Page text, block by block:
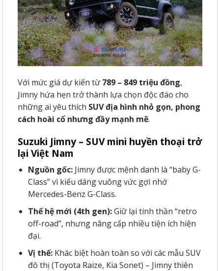
Với mức giá dự kiến từ 789 – 849 triệu đồng,
Jimny hứa hẹn trở thành lựa chọn độc đáo cho
những ai yêu thích SUV địa hình nhỏ gọn, phong
cách hoài cổ nhưng đầy mạnh mẽ.
Suzuki Jimny – SUV mini huyền thoại trở
lại Việt Nam
Nguồn gốc:Jimny được mệnh danh là “baby G-
Class” vì kiểu dáng vuông vức gợi nhớ
Mercedes-Benz G-Class.
Thế hệ mới (4th gen):Giữ lại tinh thần “retro
off-road”, nhưng nâng cấp nhiều tiện ích hiện
đại.
Vị thế:Khác biệt hoàn toàn so với các mẫu SUV
đô thị (Toyota Raize, Kia Sonet) – Jimny thiên